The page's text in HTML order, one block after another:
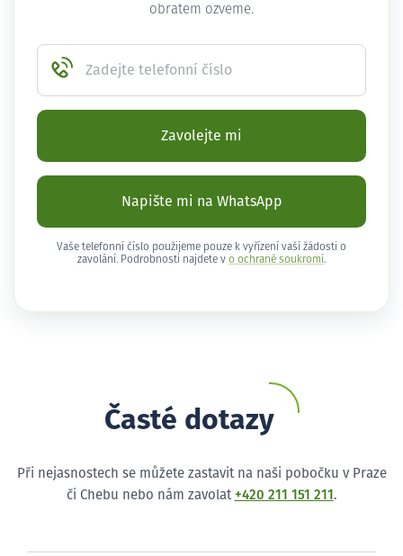
obratem ozveme.
Zadejte telefonní číslo
Zavolejte mi
Napište mi na WhatsApp
Vaše telefonní číslo použijeme pouze k vyřízení vaší žádosti o
zavolání. Podrobnosti najdete v o ochraně soukromí .
Časté dotazy
Při nejasnostech se můžete zastavit na naši pobočku v Praze
či Chebu nebo nám zavolat +420 211 151 211 .